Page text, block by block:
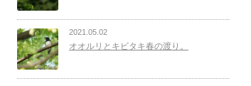
2021.05.02
オオルリとキビタキ春の渡り。